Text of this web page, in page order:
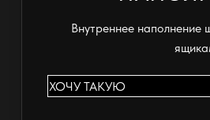
Внутреннее наполнение
ХОЧУ ТАКУЮ